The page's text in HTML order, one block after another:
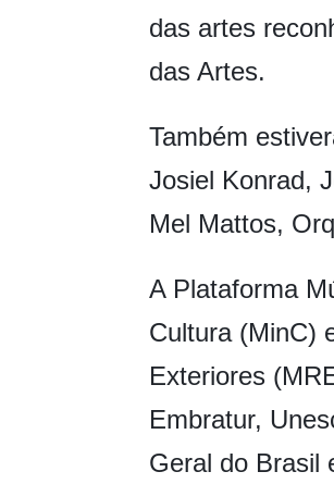
das artes
das Artes.
Também
Josiel Konrad,
Mel Mattos,
A Plataforma
Cultura (MinC)
Exteriores
Embratur,
Geral do Brasil